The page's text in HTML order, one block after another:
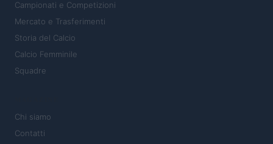
Campionati e Competizioni
Mercato e Trasferimenti
Storia del Calcio
Calcio Femminile
Squadre
Chi siamo
Contatti